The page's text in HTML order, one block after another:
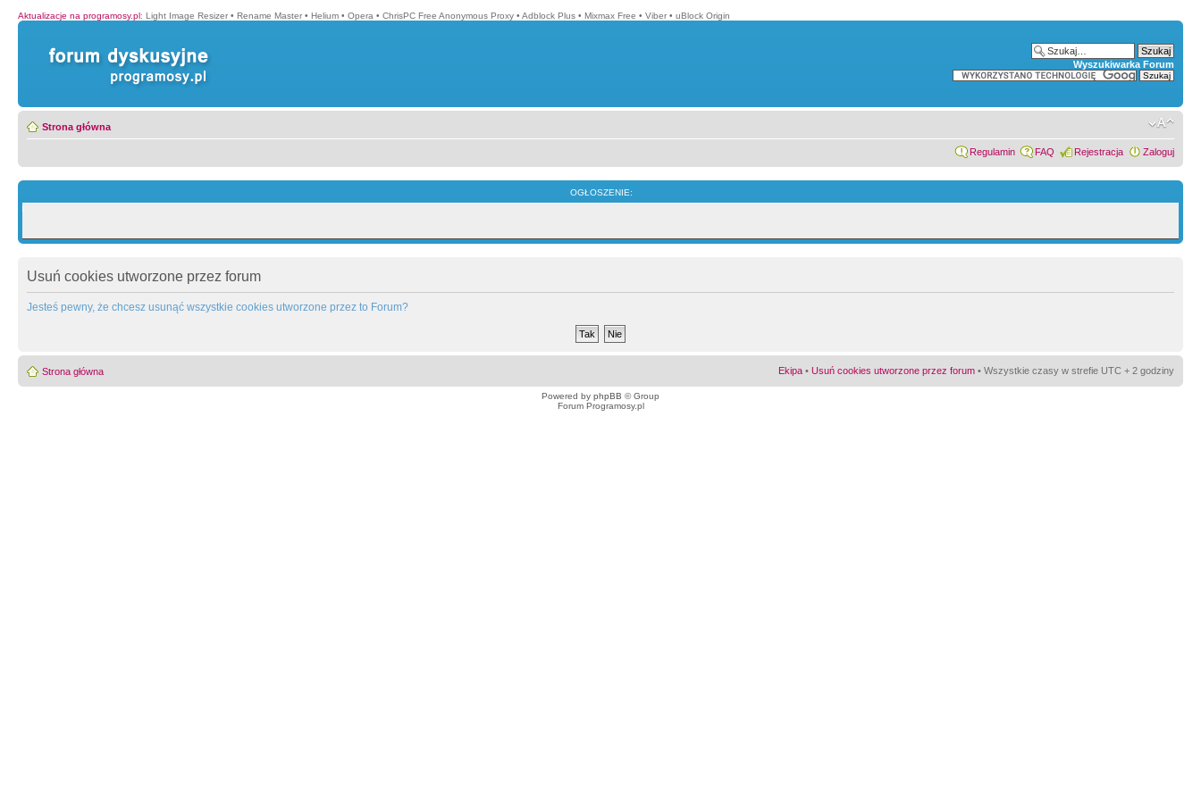
Aktualizacje na programosy.pl: Light Image Resizer • Rename Master • Helium • Opera • ChrisPC Free Anonymous Proxy • Adblock Plus • Mixmax Free • Viber • uBlock Origin
Wyszukiwarka Forum
Strona główna
Regulamin FAQ Rejestracja Zaloguj
OGŁOSZENIE:
Usuń cookies utworzone przez forum
Jesteś pewny, że chcesz usunąć wszystkie cookies utworzone przez to Forum?
Strona główna Ekipa • Usuń cookies utworzone przez forum • Wszystkie czasy w strefie UTC + 2 godziny
Powered by phpBB © Group
Forum Programosy.pl